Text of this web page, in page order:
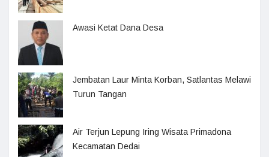
Awasi Ketat Dana Desa
Jembatan Laur Minta Korban, Satlantas Melawi
Turun Tangan
Air Terjun Lepung Iring Wisata Primadona
Kecamatan Dedai